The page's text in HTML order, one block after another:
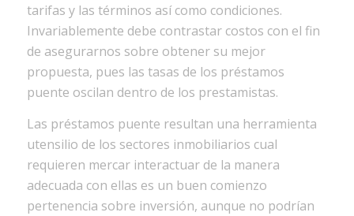
tarifas y las términos así­ como condiciones.
Invariablemente debe contrastar costos con el fin
de asegurarnos sobre obtener su mejor
propuesta, pues las tasas de los préstamos
puente oscilan dentro de los prestamistas.
Las préstamos puente resultan una herramienta
utensilio de los sectores inmobiliarios cual
requieren mercar interactuar de la manera
adecuada con ellas es un buen comienzo
pertenencia sobre inversión, aunque no podrían